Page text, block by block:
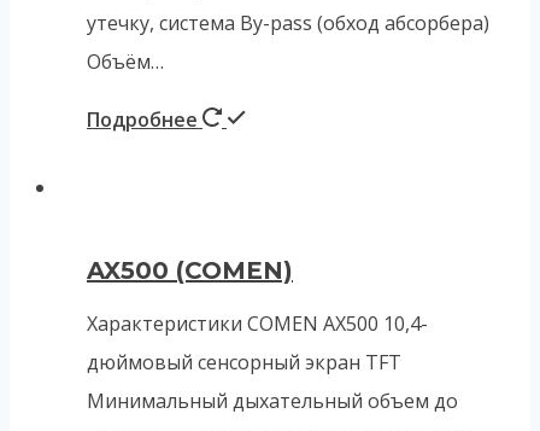
утечку, система By-pass (обход абсорбера)
Объём…
Подробнее
AX500 (COMEN)
Характеристики COMEN AX500 10,4-
дюймовый сенсорный экран TFT
Минимальный дыхательный объем до